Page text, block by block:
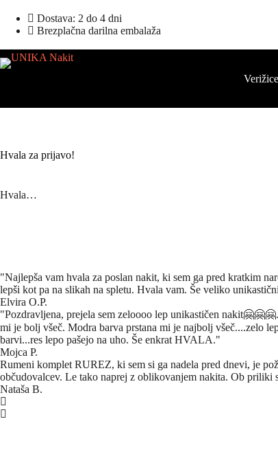
Dostava: 2 do 4 dni
Brezplačna darilna embalaža
Verižice
Hvala za prijavo!
Hvala…
"Najlepša vam hvala za poslan nakit, ki sem ga pred kratkim
lepši kot pa na slikah na spletu. Hvala vam. Še veliko
Elvira O.P.
"Pozdravljena, prejela sem zeloooo lep unikastičen
mi je bolj všeč. Modra barva prstana mi je najbolj všeč....zelo
barvi...res lepo pašejo na uho. Še enkrat HVALA."
Mojca P.
Rumeni komplet RUREZ, ki sem si ga nadela pred dnevi, je
občudovalcev. Le tako naprej z oblikovanjem nakita. Ob priliki
Nataša B.